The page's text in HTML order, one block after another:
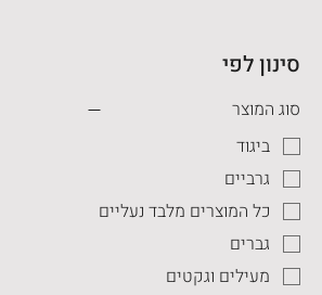
סינון לפי
סוג המוצר
ביגוד
גרביים
כל המוצרים מלבד נעליים
גברים
מעילים וגקטים